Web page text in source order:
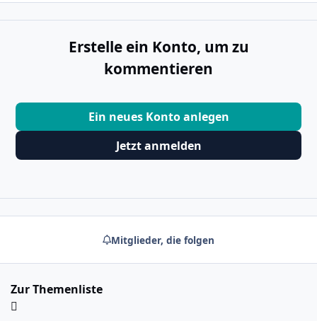
Erstelle ein Konto, um zu
kommentieren
Ein neues Konto anlegen
Jetzt anmelden
Mitglieder, die folgen
Zur Themenliste